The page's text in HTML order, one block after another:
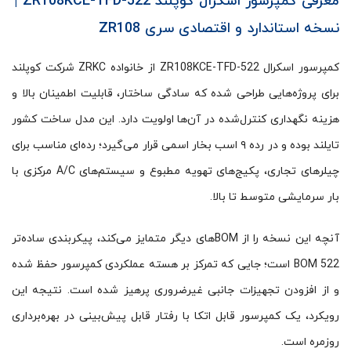
نسخه استاندارد و اقتصادی سری ZR108
کمپرسور اسکرال ZR108KCE-TFD-522 از خانواده ZRKC شرکت کوپلند
برای پروژه‌هایی طراحی شده که سادگی ساختار، قابلیت اطمینان بالا و
هزینه نگهداری کنترل‌شده در آن‌ها اولویت دارد. این مدل ساخت کشور
تایلند بوده و در رده ۹ اسب بخار اسمی قرار می‌گیرد؛ رده‌ای مناسب برای
چیلرهای تجاری، پکیج‌های تهویه مطبوع و سیستم‌های A/C مرکزی با
بار سرمایشی متوسط تا بالا.
آنچه این نسخه را از BOMهای دیگر متمایز می‌کند، پیکربندی ساده‌تر
BOM 522 است؛ جایی که تمرکز بر هسته عملکردی کمپرسور حفظ شده
و از افزودن تجهیزات جانبی غیرضروری پرهیز شده است. نتیجه این
رویکرد، یک کمپرسور قابل اتکا با رفتار قابل پیش‌بینی در بهره‌برداری
روزمره است.